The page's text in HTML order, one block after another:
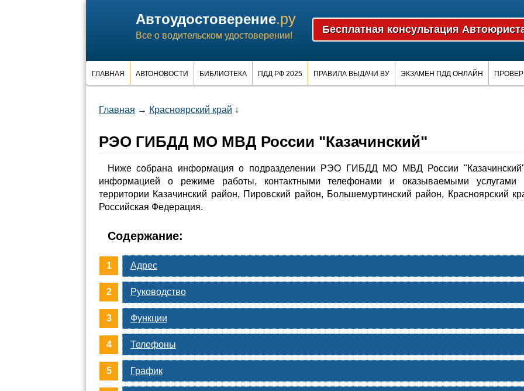
Автоудостоверение.ру
Все о водительском удостоверении!
ГЛАВНАЯ АВТОНОВОСТИ БИБЛИОТЕКА ПДД РФ 2025 ПРАВИЛА ВЫДАЧИ ВУ ЭКЗАМЕН ПДД ОНЛАЙН
Главная → Красноярский край ↓
РЭО ГИБДД МО МВД России "Казачинский"
Ниже собрана информация о подразделении РЭО ГИБДД МО МВД России
информацией о режиме работы, контактными телефонами и оказываемыми услугами
территории Казачинский район, Пировский район, Большемуртинский район, Красноярский
Российская Федерация.
Содержание:
Адрес
Руководство
Функции
Телефоны
График